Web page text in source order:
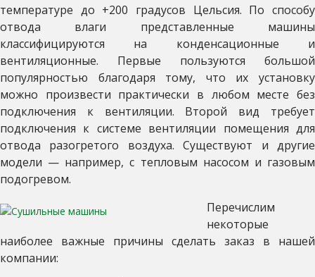
температуре до +200 градусов Цельсия. По способу
отвода влаги представленные машины
классифицируются на конденсационные и
вентиляционные. Первые пользуются большой
популярностью благодаря тому, что их установку
можно произвести практически в любом месте без
подключения к вентиляции. Второй вид требует
подключения к системе вентиляции помещения для
отвода разогретого воздуха. Существуют и другие
модели — например, с тепловым насосом и газовым
подогревом.
Перечислим
некоторые
наиболее важные причины сделать заказ в нашей
компании: